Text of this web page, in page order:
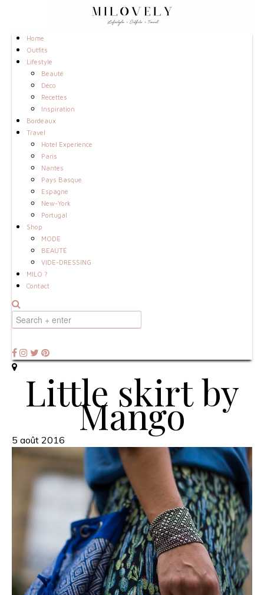
Home
Outfits
Lifestyle
Beauté
Déco
Recettes
Inspiration
Bordeaux
Travel
Hotel Experience
Paris
Nantes
Pays Basque
Espagne
New-York
Portugal
Shop
MODE
BEAUTÉ
VIDE-DRESSING
MILO ?
Contact
Little skirt by
Mango
5 août 2016